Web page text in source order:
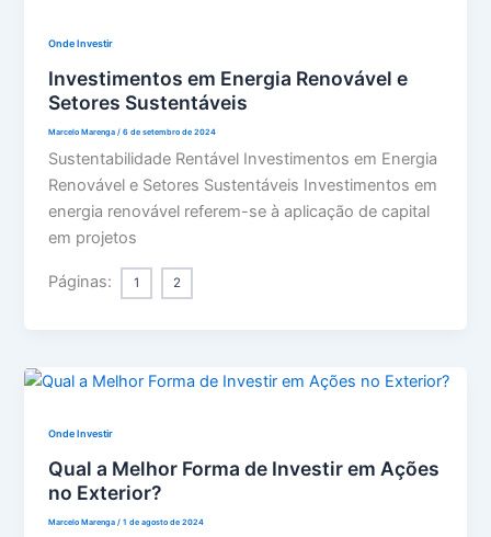
Onde Investir
Investimentos em Energia Renovável e
Setores Sustentáveis
Marcelo Marenga/6 de setembro de 2024
Sustentabilidade Rentável Investimentos em Energia
Renovável e Setores Sustentáveis Investimentos em
energia renovável referem-se à aplicação de capital
em projetos
Páginas: 1 2
Onde Investir
Qual a Melhor Forma de Investir em Ações
no Exterior?
Marcelo Marenga/1 de agosto de 2024